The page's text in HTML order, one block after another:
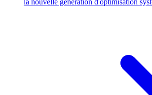
la nouvelle génération d'optimisation